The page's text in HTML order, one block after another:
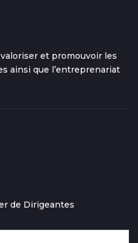
et promouvoir les
ainsi que l’entreprenariat
de Dirigeantes